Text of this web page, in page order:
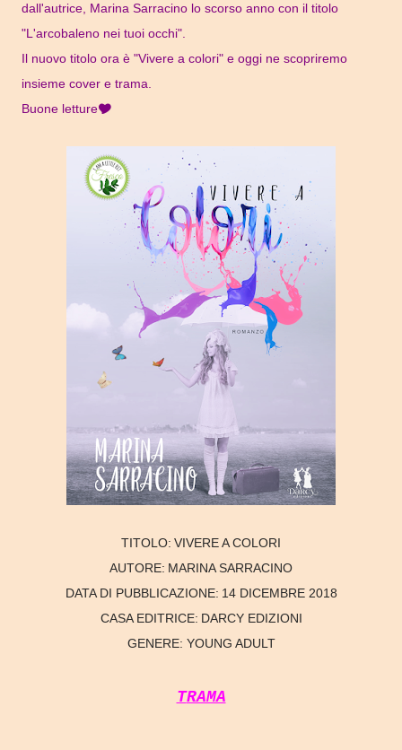
dall'autrice, Marina Sarracino lo scorso anno con il titolo
"L'arcobaleno nei tuoi occhi".
Il nuovo titolo ora è "Vivere a colori" e oggi ne scopriremo
insieme cover e trama.
Buone letture🎔
TITOLO: VIVERE A COLORI
AUTORE: MARINA SARRACINO
DATA DI PUBBLICAZIONE: 14 DICEMBRE 2018
CASA EDITRICE: DARCY EDIZIONI
GENERE: YOUNG ADULT
TRAMA